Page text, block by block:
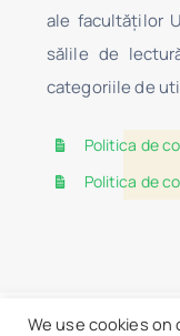
ale facultăților
sălile de
categoriile de
Politica de
Politica de
We use cookies